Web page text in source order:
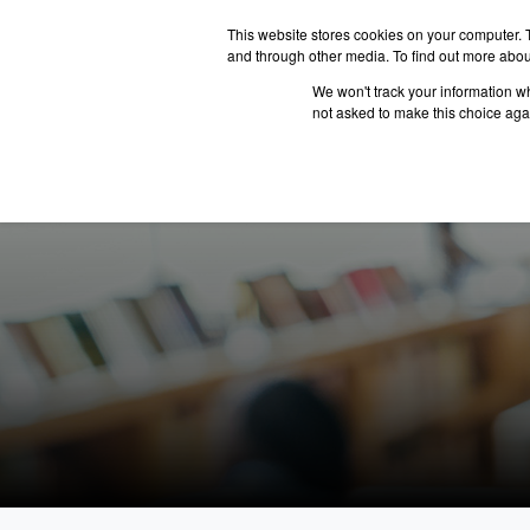
This website stores cookies on your
and through other media. To find out more
We won't track your information
not asked to make this choice
ประเทศ